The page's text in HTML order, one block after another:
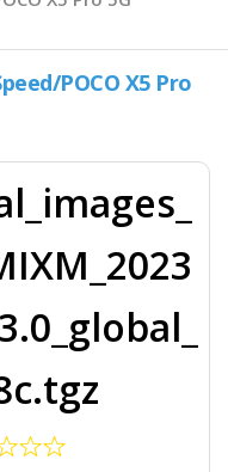
POCO X5 Pro